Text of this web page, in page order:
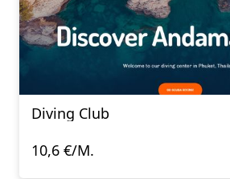
Diving Club
10,6 €/M.